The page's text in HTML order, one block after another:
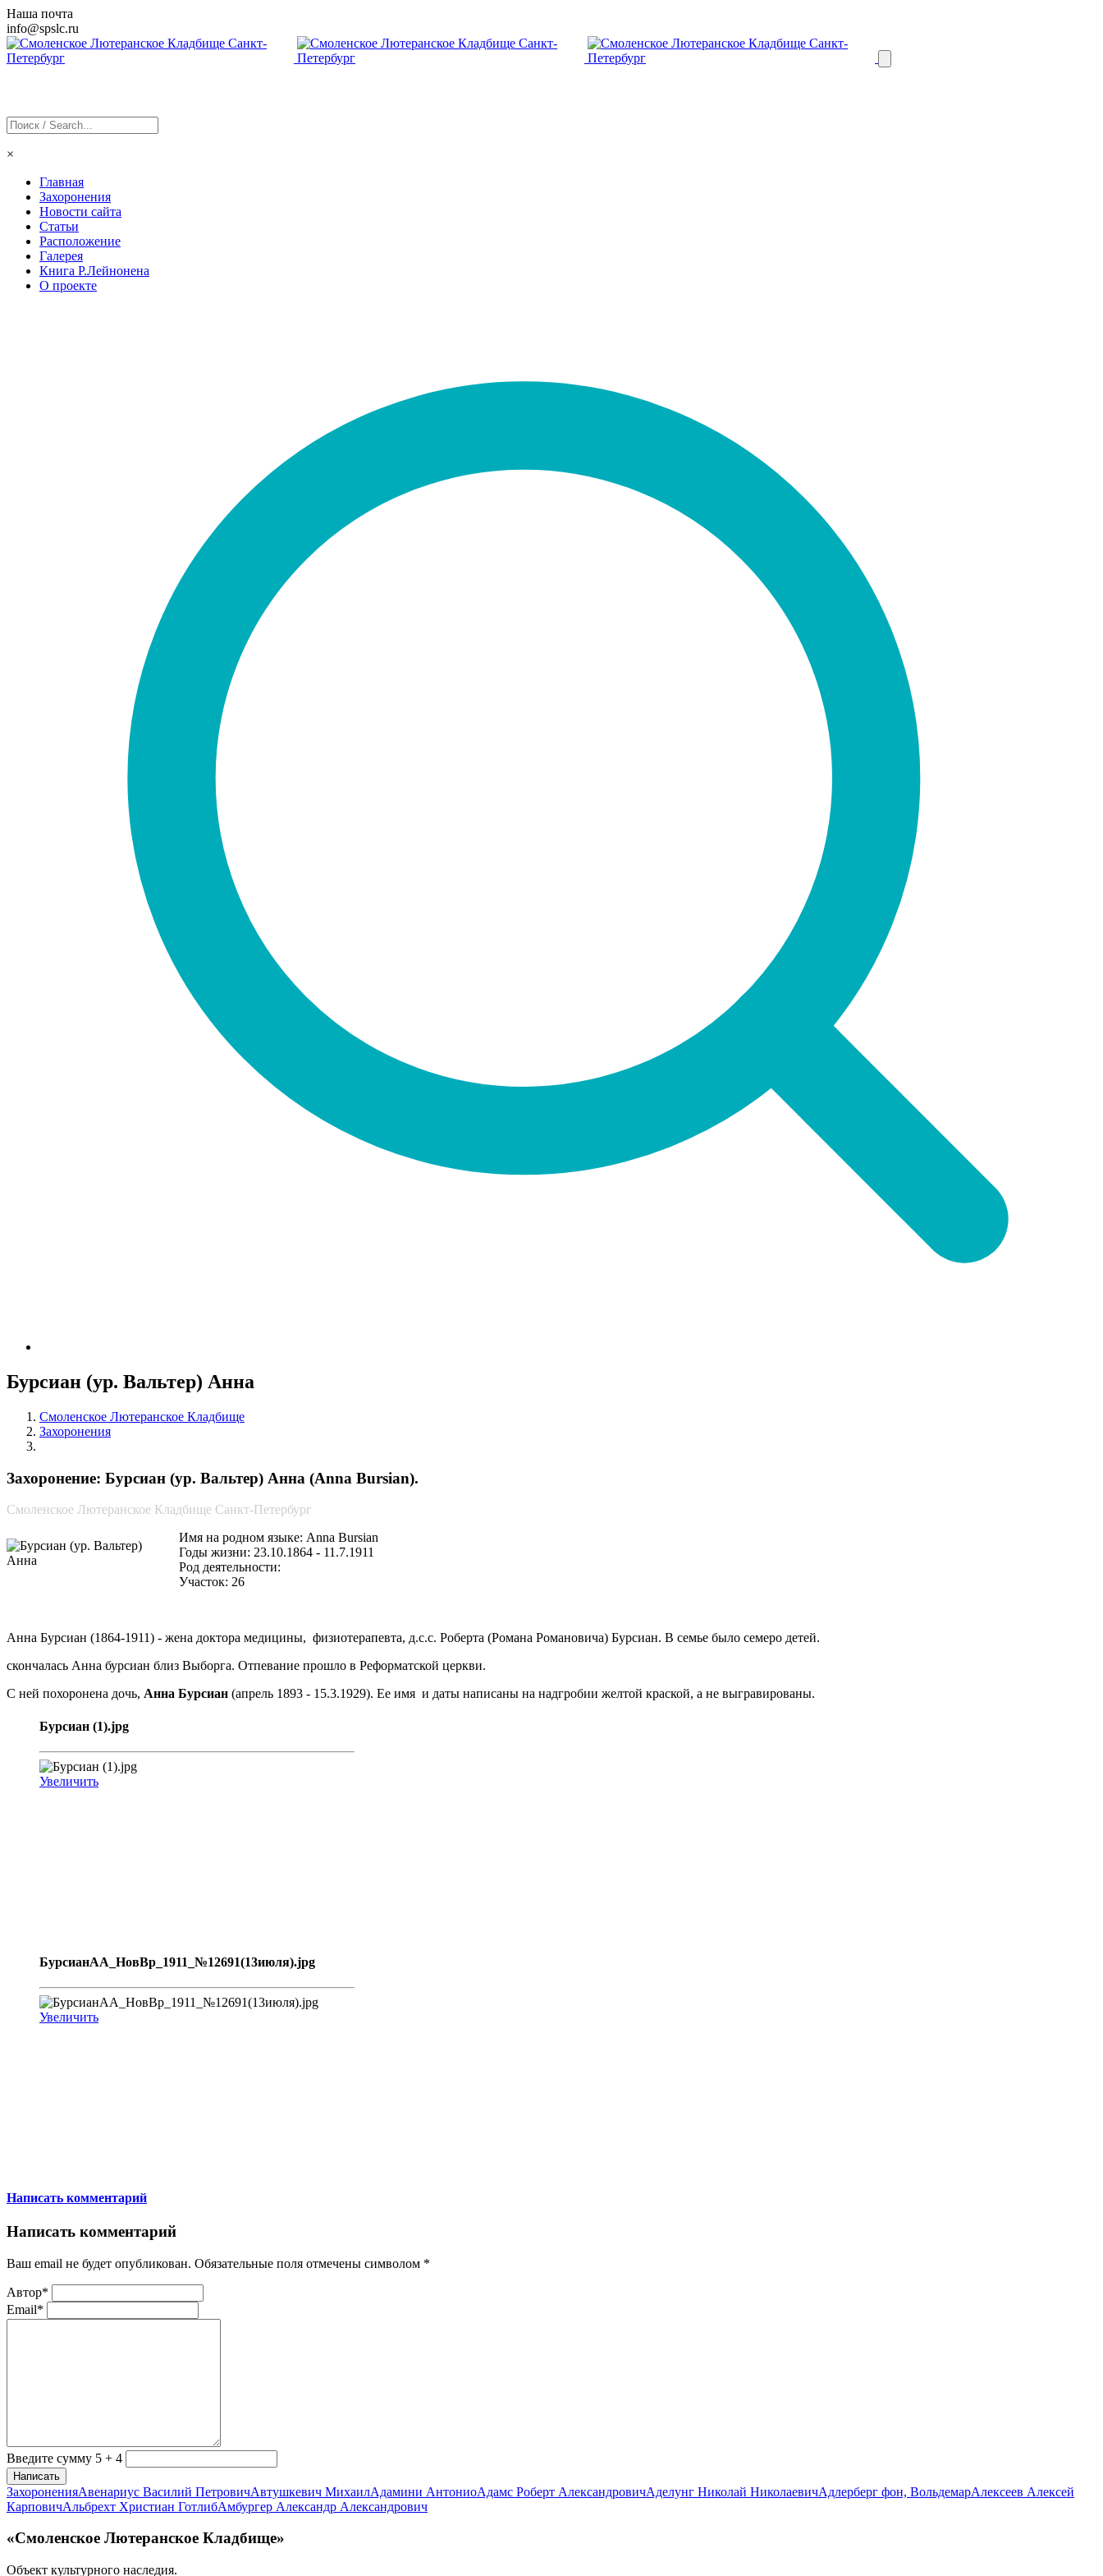
Наша почта
info@spslc.ru
×
Главная
Захоронения
Новости сайта
Статьи
Расположение
Галерея
Книга Р.Лейнонена
О проекте
Бурсиан (ур. Вальтер) Анна
Смоленское Лютеранское Кладбище
Захоронения
Захоронение: Бурсиан (ур. Вальтер) Анна (Anna Bursian).
Смоленское Лютеранское Кладбище Санкт-Петербург
Имя на родном языке: Anna Bursian
Годы жизни: 23.10.1864 - 11.7.1911
Род деятельности:
Участок: 26
Анна Бурсиан (1864-1911) - жена доктора медицины, физиотерапевта, д.с.с. Роберта (Романа Романовича) Бурсиан. В семье было семеро детей.
скончалась Анна бурсиан близ Выборга. Отпевание прошло в Реформатской церкви.
С ней похоронена дочь, Анна Бурсиан (апрель 1893 - 15.3.1929). Ее имя и даты написаны на надгробии желтой краской, а не выгравированы.
Бурсиан (1).jpg
Увеличить
БурсианАА_НовВр_1911_№12691(13июля).jpg
Увеличить
Написать комментарий
Написать комментарий
Ваш email не будет опубликован. Обязательные поля отмечены символом *
Автор*
Email*
Введите сумму 5 + 4
Написать
ЗахороненияАвенариус Василий ПетровичАвтушкевич МихаилАдамини АнтониоАдамс Роберт АлександровичАделунг Николай НиколаевичАдлерберг фон, ВольдемарАлексеев Алексей
КарповичАльбрехт Христиан ГотлибАмбургер Александр Александрович
«Смоленское Лютеранское Кладбище»
Объект культурного наследия.